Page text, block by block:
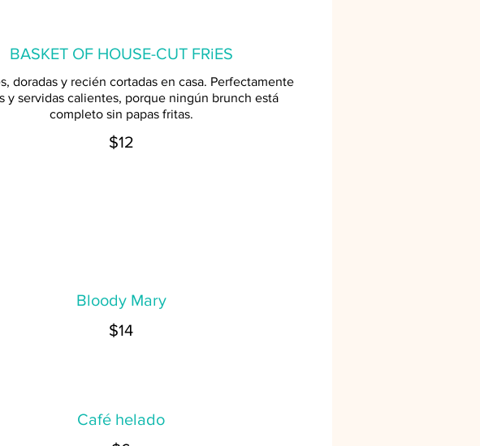
BASKET OF HOUSE-CUT FRiES
doradas y recién cortadas en casa. Perfectamente
y servidas calientes, porque ningún brunch está
completo sin papas fritas.
$12
Bloody Mary
$14
Café helado